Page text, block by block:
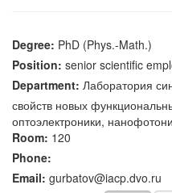
Degree: PhD (Phys.-Math.)
Position: senior scientific
Department: Лаборатория
свойств новых
оптоэлектроники,
Room: 120
Phone:
Email: gurbatov@iacp.dvo.ru